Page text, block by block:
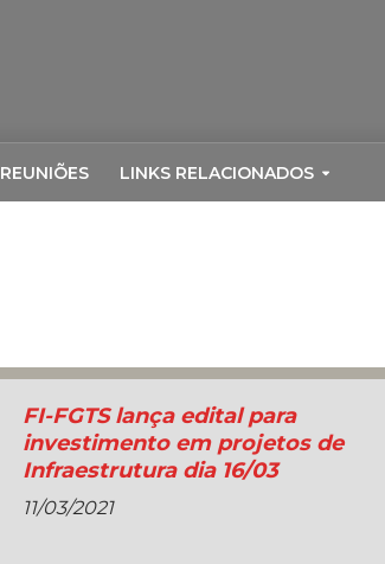
REUNIÕES LINKS RELACIONADOS
FI-FGTS lança edital para
investimento em projetos de
Infraestrutura dia 16/03
11/03/2021